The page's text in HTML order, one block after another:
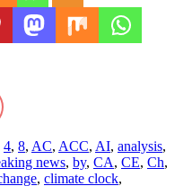
4, 8, AC, ACC, AI, analysis,
news, by, CA, CE, Ch,
, climate clock,